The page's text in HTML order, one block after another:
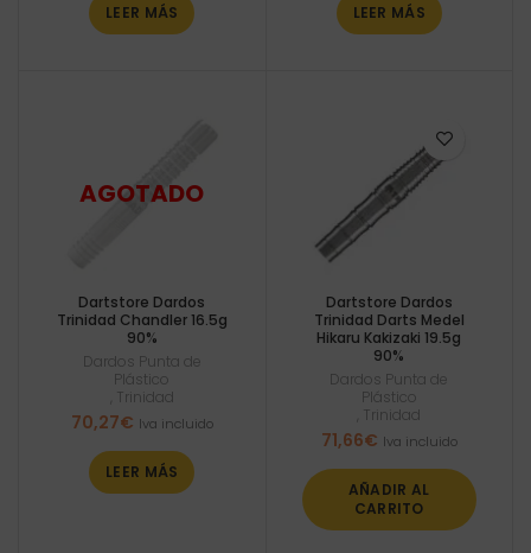
LEER MÁS LEER MÁS
Dartstore Dardos
Trinidad Chandler 16.5g
90%
Dardos Punta de
Plástico
Trinidad
70,27€ Iva incluido
LEER MÁS
Dartstore Dardos
Trinidad Darts Medel
Hikaru Kakizaki 19.5g
90%
Dardos Punta de
Plástico
Trinidad
71,66€ Iva incluido
AÑADIR AL
CARRITO